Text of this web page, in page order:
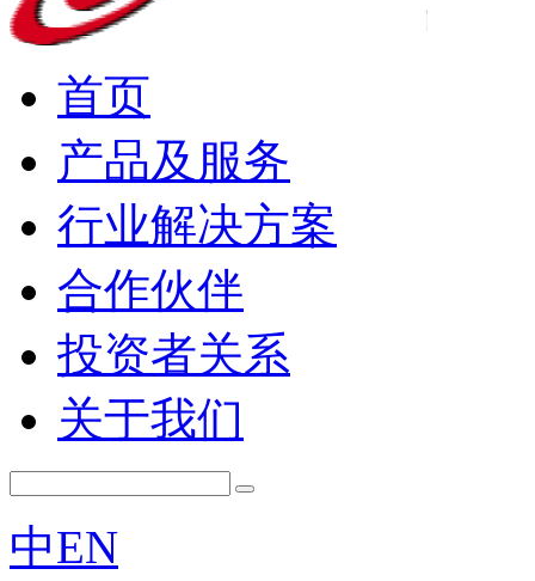
首页
产品及服务
行业解决方案
合作伙伴
投资者关系
关于我们
中EN